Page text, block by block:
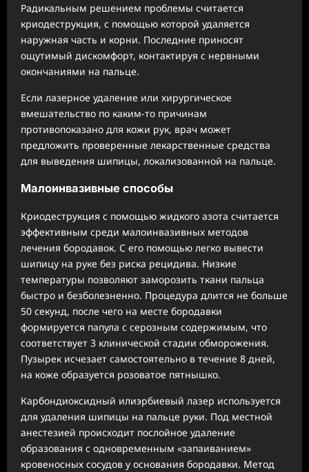
Радикальным решением проблемы считается
криодеструкция, с помощью которой удаляется
наружная часть и корни. Последние приносят
ощутимый дискомфорт, контактируя с нервными
окончаниями на пальце.
Если лазерное удаление или хирургическое
вмешательство по каким-то причинам
противопоказано для кожи рук, врач может
предложить проверенные лекарственные средства
для выведения шипицы, локализованной на пальце.
Малоинвазивные способы
Криодеструкция с помощью жидкого азота считается
эффективным среди малоинвазивных методов
лечения бородавок. С его помощью легко вывести
шипицу на руке без риска рецидива. Низкие
температуры позволяют заморозить ткани пальца
быстро и безболезненно. Процедура длится не больше
50 секунд, после чего на месте бородавки
формируется папула с серозным содержимым, что
соответствует 3 клинической стадии обморожения.
Пузырек исчезает самостоятельно в течение 8 дней,
на коже образуется розоватое пятнышко.
Карбондиоксидный илиэрбиевый лазер используется
для удаления шипицы на пальце руки. Под местной
анестезией происходит послойное удаление
образования с одновременным «запаиванием»
кровеносных сосудов у основания бородавки. Метод